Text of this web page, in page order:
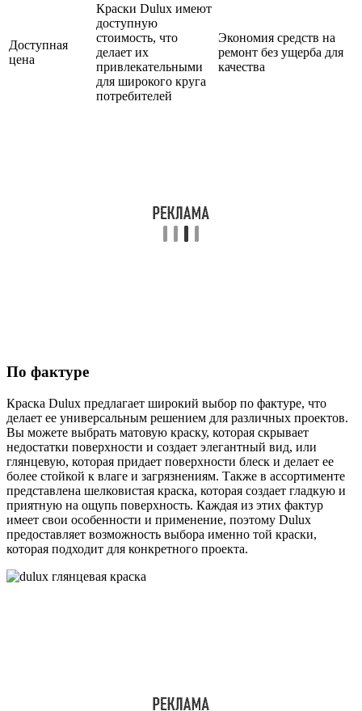
Доступная
цена
Краски Dulux имеют
доступную
стоимость, что
делает их
привлекательными
для широкого круга
потребителей
Экономия средств на
ремонт без ущерба для
качества
По фактуре
Краска Dulux предлагает широкий выбор по фактуре, что
делает ее универсальным решением для различных проектов.
Вы можете выбрать матовую краску, которая скрывает
недостатки поверхности и создает элегантный вид, или
глянцевую, которая придает поверхности блеск и делает ее
более стойкой к влаге и загрязнениям. Также в ассортименте
представлена шелковистая краска, которая создает гладкую и
приятную на ощупь поверхность. Каждая из этих фактур
имеет свои особенности и применение, поэтому Dulux
предоставляет возможность выбора именно той краски,
которая подходит для конкретного проекта.